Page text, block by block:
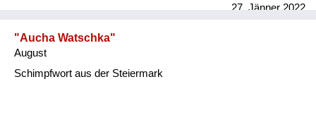
27. Jänner 2022
"Aucha Watschka"
August
Schimpfwort aus der Steiermark